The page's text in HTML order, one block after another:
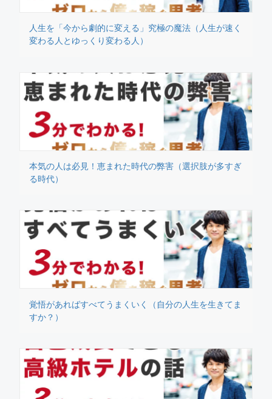
人生を「今から劇的に変える」究極の魔法（人生が速く
変わる人とゆっくり変わる人）
本気の人は必見！恵まれた時代の弊害（選択肢が多すぎ
る時代）
覚悟があればすべてうまくいく（自分の人生を生きてま
すか？）